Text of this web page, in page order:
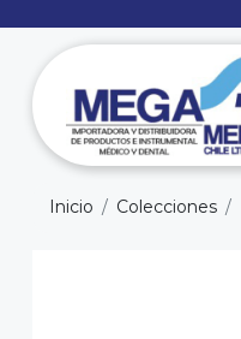
Inicio Colecciones